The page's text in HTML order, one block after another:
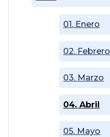
01. Enero
02. Febrero
03. Marzo
04. Abril
05. Mayo